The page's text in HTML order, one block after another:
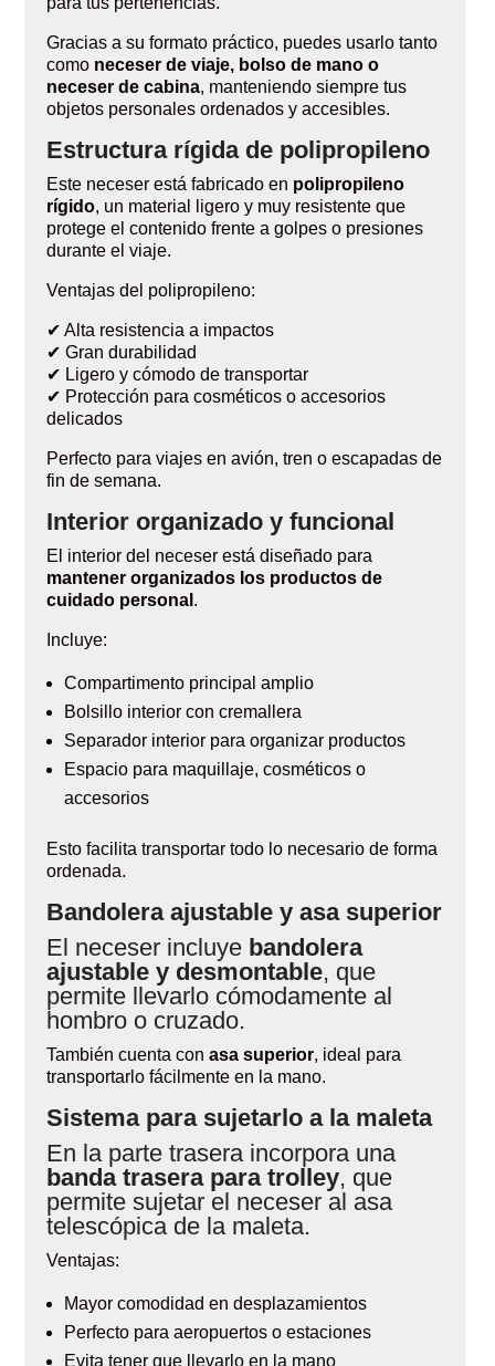
Gracias a su formato práctico, puedes usarlo tanto
como neceser de viaje, bolso de mano o
neceser de cabina, manteniendo siempre tus
objetos personales ordenados y accesibles.
Estructura rígida de polipropileno
Este neceser está fabricado en polipropileno
rígido, un material ligero y muy resistente que
protege el contenido frente a golpes o presiones
durante el viaje.
Ventajas del polipropileno:
✔ Alta resistencia a impactos
✔ Gran durabilidad
✔ Ligero y cómodo de transportar
✔ Protección para cosméticos o accesorios
delicados
Perfecto para viajes en avión, tren o escapadas de
fin de semana.
Interior organizado y funcional
El interior del neceser está diseñado para
mantener organizados los productos de
cuidado personal .
Incluye:
Compartimento principal amplio
Bolsillo interior con cremallera
Separador interior para organizar productos
Espacio para maquillaje, cosméticos o
accesorios
Esto facilita transportar todo lo necesario de forma
ordenada.
Bandolera ajustable y asa superior
El neceser incluye bandolera
ajustable y desmontable, que
permite llevarlo cómodamente al
hombro o cruzado.
También cuenta conasa superior, ideal para
transportarlo fácilmente en la mano.
Sistema para sujetarlo a la maleta
En la parte trasera incorpora una
banda trasera para trolley, que
permite sujetar el neceser al asa
telescópica de la maleta.
Ventajas:
Mayor comodidad en desplazamientos
Perfecto para aeropuertos o estaciones
Evita tener que llevarlo en la mano